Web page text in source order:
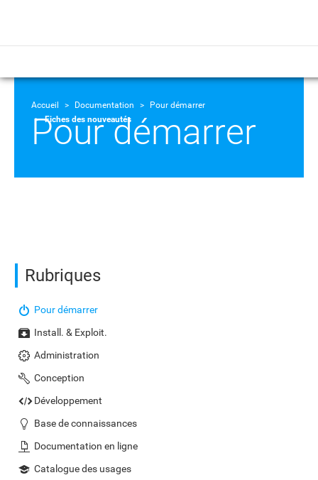
Accueil Documentation
Pour démarrer
Fiches des nouveautés
Pour démarrer
Rubriques
Pour démarrer
Install. & Exploit.
Administration
Conception
Développement
Base de connaissances
Documentation en ligne
Catalogue des usages